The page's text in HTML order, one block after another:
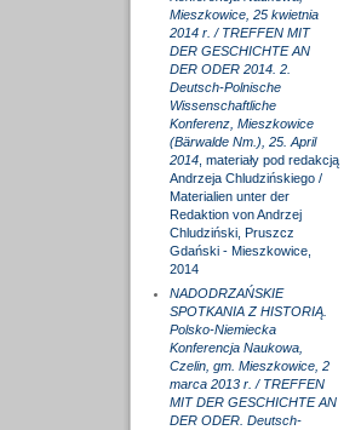
Mieszkowice, 25 kwietnia
2014 r. / TREFFEN MIT
DER GESCHICHTE AN
DER ODER 2014. 2.
Deutsch-Polnische
Wissenschaftliche
Konferenz, Mieszkowice
(Bärwalde Nm.), 25. April
2014, materiały pod redakcją
Andrzeja Chludzińskiego /
Materialien unter der
Redaktion von Andrzej
Chludziński, Pruszcz
Gdański - Mieszkowice,
2014
NADODRZAŃSKIE
SPOTKANIA Z HISTORIĄ.
Polsko-Niemiecka
Konferencja Naukowa,
Czelin, gm. Mieszkowice, 2
marca 2013 r. / TREFFEN
MIT DER GESCHICHTE AN
DER ODER. Deutsch-